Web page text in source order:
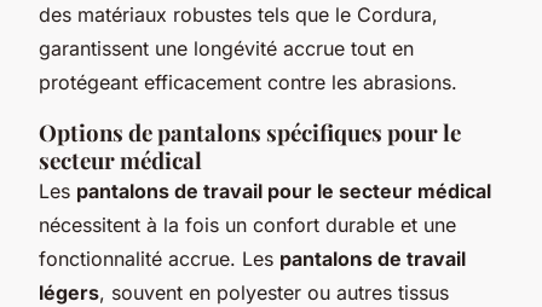
des matériaux robustes tels que le Cordura,
garantissent une longévité accrue tout en
protégeant efficacement contre les abrasions.
Options de pantalons spécifiques pour le
secteur médical
Les pantalons de travail pour le secteur médical
nécessitent à la fois un confort durable et une
fonctionnalité accrue. Les pantalons de travail
légers, souvent en polyester ou autres tissus